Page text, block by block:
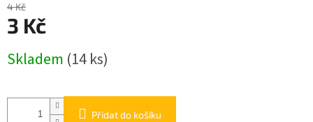
4 Kč
3 Kč
cena:
Skladem (14 ks)
Přidat do košíku